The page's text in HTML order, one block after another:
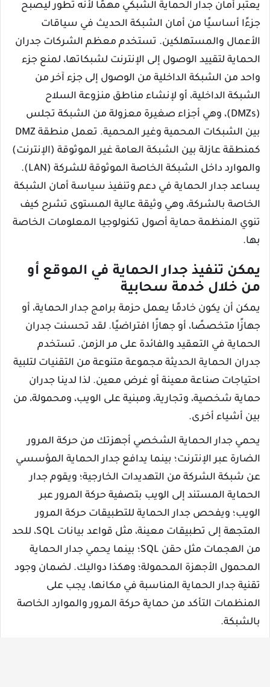
يعتبر أمان جدار الحماية الشبكي مهمًا لأنه تطور ليصبح
جزءًا أساسيًا من أمان الشبكة الحديث في سياقات
الأعمال والمستهلكين. تستخدم معظم الشركات جدران
الحماية لتقييد الوصول إلى الإنترنت لشبكاتها، لمنع جزء
واحد من الشبكة الداخلية من الوصول إلى جزء آخر من
الشبكة الداخلية، أو لإنشاء مناطق منزوعة السلاح
(DMZs)، وهي أجزاء صغيرة معزولة من الشبكة تجلس
بين الشبكات المحمية وغير المحمية. تعمل منطقة DMZ
كمنطقة عازلة بين الشبكة العامة غير الموثوقة (الإنترنت)
والموارد داخل الشبكة الخاصة الموثوقة للشركة (LAN).
يساعد جدار الحماية في دعم وتنفيذ سياسة أمان الشبكة
الخاصة بالشركة، وهي وثيقة عالية المستوى تشرح كيف
تنوي المنظمة حماية أصول تكنولوجيا المعلومات الخاصة
بها.
يمكن تنفيذ جدار الحماية في الموقع أو
من خلال خدمة سحابية
يمكن أن يكون خادمًا يعمل حزمة برامج جدار الحماية، أو
جهازًا متخصصًا، أو جهازًا افتراضيًا. لقد تحسنت جدران
الحماية في التعقيد والفائدة على مر الزمن. تستخدم
جدران الحماية الحديثة مجموعة متنوعة من التقنيات لتلبية
احتياجات صناعة معينة أو غرض معين. لذا لدينا جدران
حماية شخصية، وتجارية، ومبنية على الويب، ومحمولة، من
بين أشياء أخرى.
يحمي جدار الحماية الشخصي أجهزتك من حركة المرور
الضارة عبر الإنترنت؛ بينما يدافع جدار الحماية المؤسسي
عن شبكة الشركة من التهديدات الخارجية؛ ويقوم جدار
الحماية المستند إلى الويب بتصفية حركة المرور عبر
الويب؛ ويفحص جدار الحماية للتطبيقات حركة المرور
المتجهة إلى تطبيقات معينة، مثل قواعد بيانات SQL، للحد
من الهجمات مثل حقن SQL؛ بينما يحمي جدار الحماية
المحمول الأجهزة المحمولة؛ وهكذا دواليك. لضمان وجود
تقنية جدار الحماية المناسبة في مكانها، يجب على
المنظمات التأكد من حماية حركة المرور والموارد الخاصة
بالشبكة.